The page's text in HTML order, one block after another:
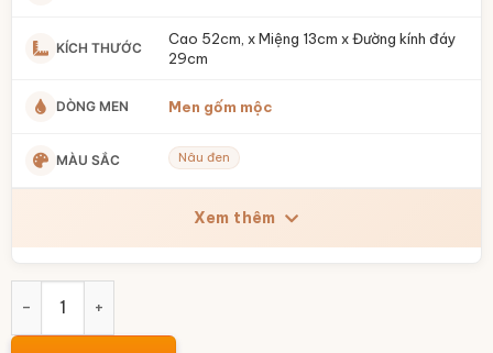
KÍCH THƯỚC
Cao 52cm, x Miệng 13cm x Đường kính đáy
29cm
DÒNG MEN Men gốm mộc
MÀU SẮC Nâu đen
Xem thêm